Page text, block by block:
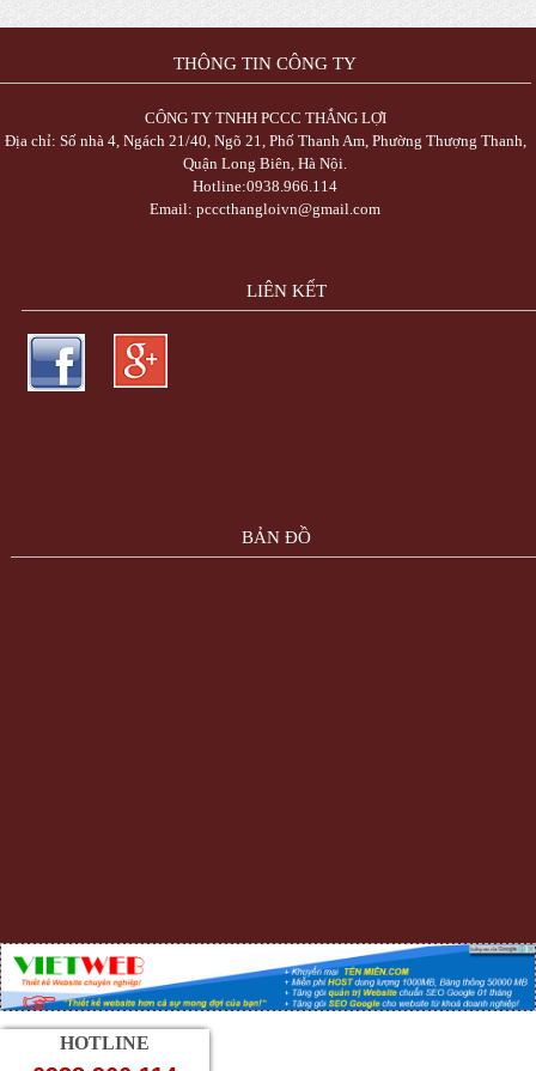
THÔNG TIN CÔNG TY
CÔNG TY TNHH PCCC THẮNG LỢI
Địa chỉ: Số nhà 4, Ngách 21/40, Ngõ 21, Phố Thanh Am, Phường Thượng Thanh,
Quận Long Biên, Hà Nội.
Hotline:0938.966.114
Email: pcccthangloivn@gmail.com
LIÊN KẾT
BẢN ĐỒ
HOTLINE